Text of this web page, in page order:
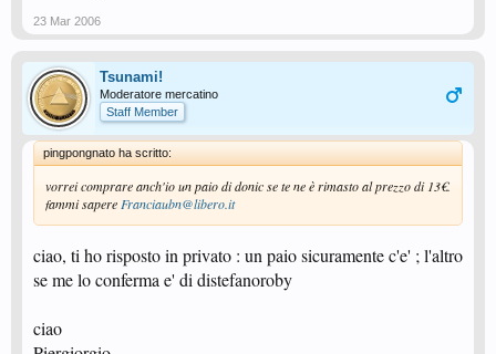
23 Mar 2006
Tsunami!
Moderatore mercatino
Staff Member
pingpongnato ha scritto:
vorrei comprare anch'io un paio di donic se te ne è rimasto al prezzo di 13€.
fammi sapere Franciaubn@libero.it
ciao, ti ho risposto in privato : un paio sicuramente c'e' ; l'altro
se me lo conferma e' di distefanoroby
ciao